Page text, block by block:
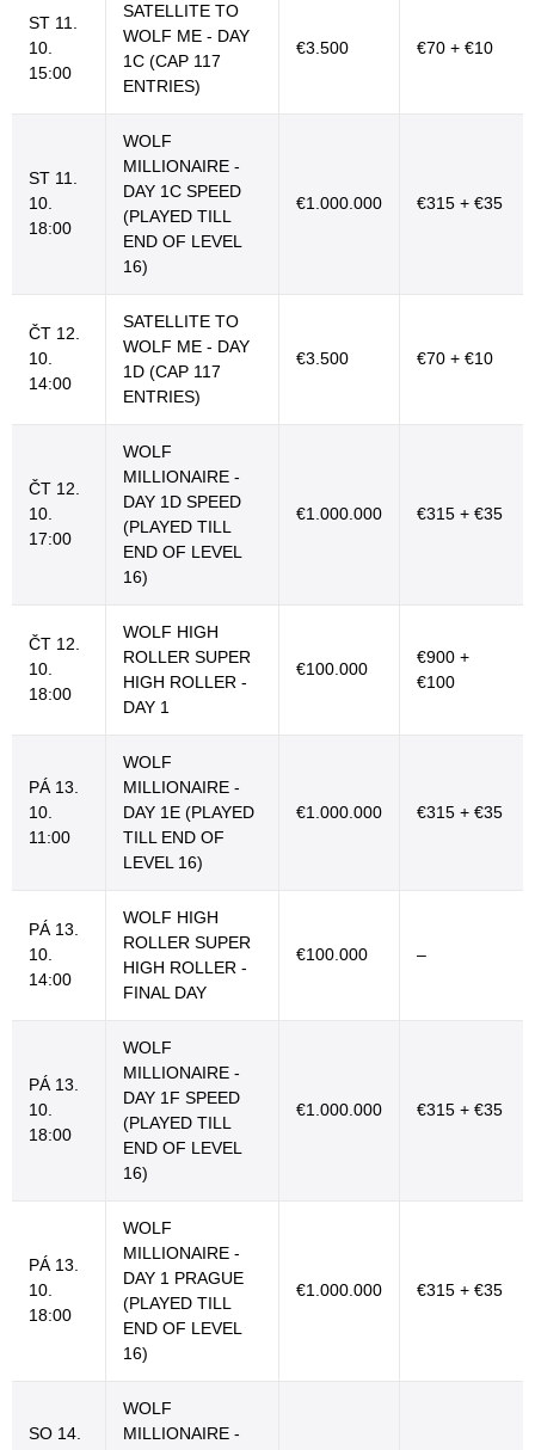
ST 11.
10.
15:00
SATELLITE TO
WOLF ME - DAY
1C (CAP 117
ENTRIES)
€3.500 €70 + €10
ST 11.
10.
18:00
WOLF
MILLIONAIRE -
DAY 1C SPEED
(PLAYED TILL
END OF LEVEL
16)
€1.000.000 €315 + €35
ČT 12.
10.
14:00
SATELLITE TO
WOLF ME - DAY
1D (CAP 117
ENTRIES)
€3.500 €70 + €10
ČT 12.
10.
17:00
WOLF
MILLIONAIRE -
DAY 1D SPEED
(PLAYED TILL
END OF LEVEL
16)
€1.000.000 €315 + €35
ČT 12.
10.
18:00
WOLF HIGH
ROLLER SUPER
HIGH ROLLER -
DAY 1
€100.000
€900 +
€100
PÁ 13.
10.
11:00
WOLF
MILLIONAIRE -
DAY 1E (PLAYED
TILL END OF
LEVEL 16)
€1.000.000 €315 + €35
PÁ 13.
10.
14:00
WOLF HIGH
ROLLER SUPER
HIGH ROLLER -
FINAL DAY
€100.000 –
PÁ 13.
10.
18:00
WOLF
MILLIONAIRE -
DAY 1F SPEED
(PLAYED TILL
END OF LEVEL
16)
€1.000.000 €315 + €35
PÁ 13.
10.
18:00
WOLF
MILLIONAIRE -
DAY 1 PRAGUE
(PLAYED TILL
END OF LEVEL
16)
€1.000.000 €315 + €35
SO 14.
WOLF
MILLIONAIRE -